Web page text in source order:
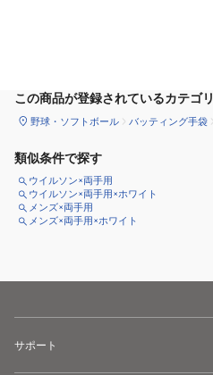
この商品が登録されているカテゴリ
野球・ソフトボール バッティング手袋
類似条件で探す
ウイルソン×両手用
ウイルソン×両手用×ホワイト
メンズ×両手用
メンズ×両手用×ホワイト
サポート